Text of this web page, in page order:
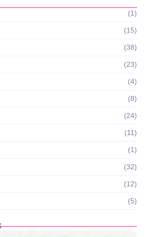
(1)
(15)
(38)
(23)
(4)
(8)
(24)
(11)
(1)
(32)
(12)
(5)